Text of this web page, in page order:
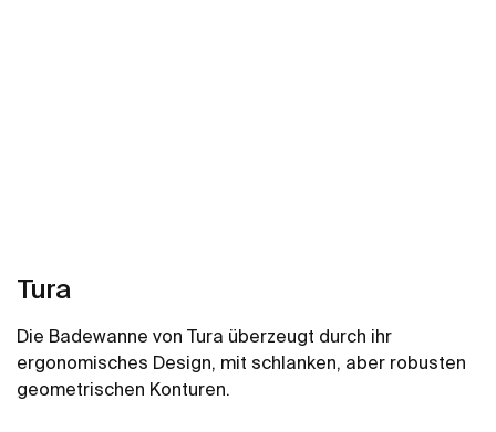
Tura
Die Badewanne von Tura überzeugt durch ihr
ergonomisches Design, mit schlanken, aber robusten
geometrischen Konturen.